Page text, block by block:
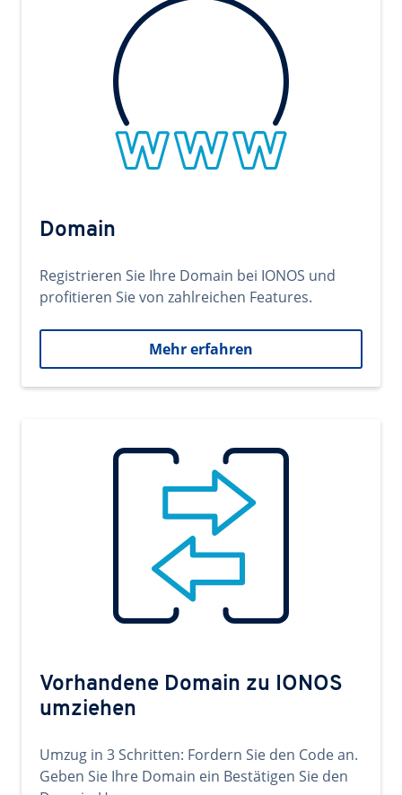
Domain
Registrieren Sie Ihre Domain bei IONOS und
profitieren Sie von zahlreichen Features.
Mehr erfahren
Vorhandene Domain zu IONOS
umziehen
Umzug in 3 Schritten: Fordern Sie den Code an.
Geben Sie Ihre Domain ein Bestätigen Sie den